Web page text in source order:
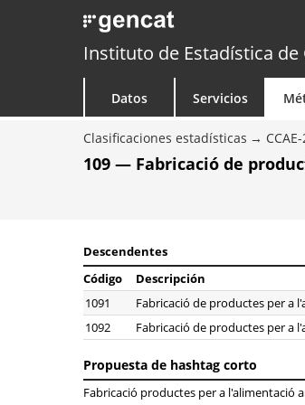
Instituto de Estadística de
Datos Servicios
Clasificaciones estadísticas
109 — Fabricació de
Descendentes
Código
Descripción
1091
Fabricació de productes per a
1092
Fabricació de productes per a
Propuesta de hashtag corto
Fabricació productes per a l'alimentació